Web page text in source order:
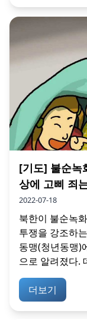
[기도] 불순녹
상에 고삐 죄
2022-07-18
북한이 불순녹
투쟁을 강조하
동맹(청년동맹)
으로 알려졌다.
더보기